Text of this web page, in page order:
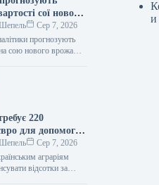
сої нового
тисяч
тонну — КУРКУЛЬ
Сер 7, 2026
прогнозують
сою нового врожаю у
news/41871-
zrostannya-tsin-na-
u-drugiy-polovini-
прогнозують
на сою…220
для допомоги
початку осінніх
— КУРКУЛЬ
Сер 7, 2026
аграріям
відсотки за
и